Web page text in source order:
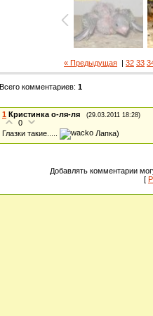
« Предыдущая | 32 33
Всего комментариев: 1
1 Кристинка о-ля-ля (29.03.2011 18:28)
0
Глазки такие.....
Лапка)
Добавлять комментарии
[